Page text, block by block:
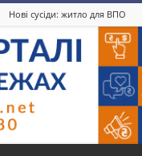
Нові сусіди: житло для ВПО